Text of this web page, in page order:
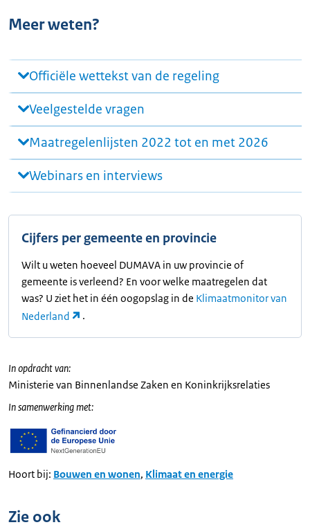
Meer weten?
Officiële wettekst van de regeling
Veelgestelde vragen
Maatregelenlijsten 2022 tot en met 2026
Webinars en interviews
Cijfers per gemeente en provincie
Wilt u weten hoeveel DUMAVA in uw provincie of
gemeente is verleend? En voor welke maatregelen dat
was? U ziet het in één oogopslag in de Klimaatmonitor van
Nederland
.
In opdracht van:
Ministerie van Binnenlandse Zaken en Koninkrijksrelaties
In samenwerking met:
Hoort bij: Bouwen en wonen, Klimaat en energie
Zie ook